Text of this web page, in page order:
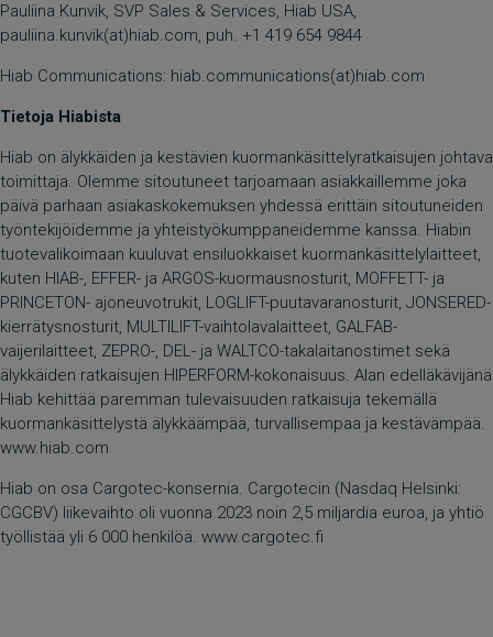
Pauliina Kunvik, SVP Sales & Services, Hiab USA,
pauliina.kunvik(at)hiab.com, puh. +1 419 654 9844
Hiab Communications: hiab.communications(at)hiab.com
Tietoja Hiabista
Hiab on älykkäiden ja kestävien kuormankäsittelyratkaisujen johtava
toimittaja. Olemme sitoutuneet tarjoamaan asiakkaillemme joka
päivä parhaan asiakaskokemuksen yhdessä erittäin sitoutuneiden
työntekijöidemme ja yhteistyökumppaneidemme kanssa. Hiabin
tuotevalikoimaan kuuluvat ensiluokkaiset kuormankäsittelylaitteet,
kuten HIAB-, EFFER- ja ARGOS-kuormausnosturit, MOFFETT- ja
PRINCETON- ajoneuvotrukit, LOGLIFT-puutavaranosturit, JONSERED-
kierrätysnosturit, MULTILIFT-vaihtolavalaitteet, GALFAB-
vaijerilaitteet, ZEPRO-, DEL- ja WALTCO-takalaitanostimet sekä
älykkäiden ratkaisujen HIPERFORM-kokonaisuus. Alan edelläkävijänä
Hiab kehittää paremman tulevaisuuden ratkaisuja tekemällä
kuormankäsittelystä älykkäämpää, turvallisempaa ja kestävämpää.
www.hiab.com
Hiab on osa Cargotec-konsernia. Cargotecin (Nasdaq Helsinki:
CGCBV) liikevaihto oli vuonna 2023 noin 2,5 miljardia euroa, ja yhtiö
työllistää yli 6 000 henkilöä. www.cargotec.fi